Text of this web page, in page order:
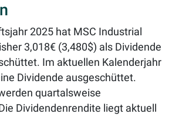
2025 hat MSC Industrial
3,018€ (3,480$) als Dividende
Im aktuellen Kalenderjahr
Dividende ausgeschüttet.
quartalsweise
Dividendenrendite liegt aktuell